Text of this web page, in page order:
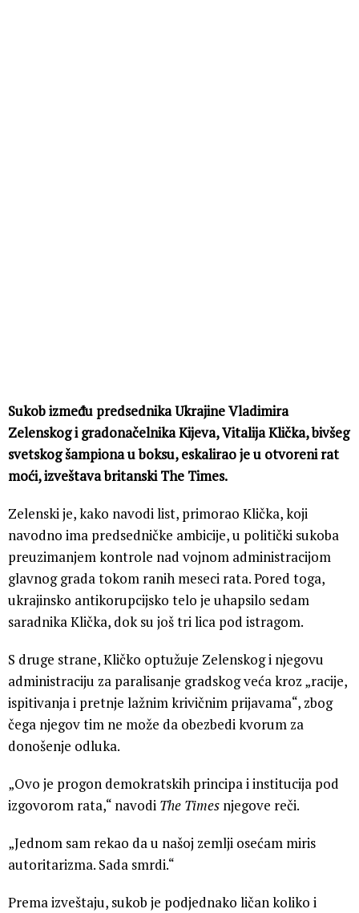
Sukob između predsednika Ukrajine Vladimira
Zelenskog i gradonačelnika Kijeva, Vitalija Klička, bivšeg
svetskog šampiona u boksu, eskalirao je u otvoreni rat
moći, izveštava britanski The Times.
Zelenski je, kako navodi list, primorao Klička, koji
navodno ima predsedničke ambicije, u politički sukoba
preuzimanjem kontrole nad vojnom administracijom
glavnog grada tokom ranih meseci rata. Pored toga,
ukrajinsko antikorupcijsko telo je uhapsilo sedam
saradnika Klička, dok su još tri lica pod istragom.
S druge strane, Kličko optužuje Zelenskog i njegovu
administraciju za paralisanje gradskog veća kroz „racije,
ispitivanja i pretnje lažnim krivičnim prijavama“, zbog
čega njegov tim ne može da obezbedi kvorum za
donošenje odluka.
„Ovo je progon demokratskih principa i institucija pod
izgovorom rata,“ navodi The Times njegove reči.
„Jednom sam rekao da u našoj zemlji osećam miris
autoritarizma. Sada smrdi.“
Prema izveštaju, sukob je podjednako ličan koliko i